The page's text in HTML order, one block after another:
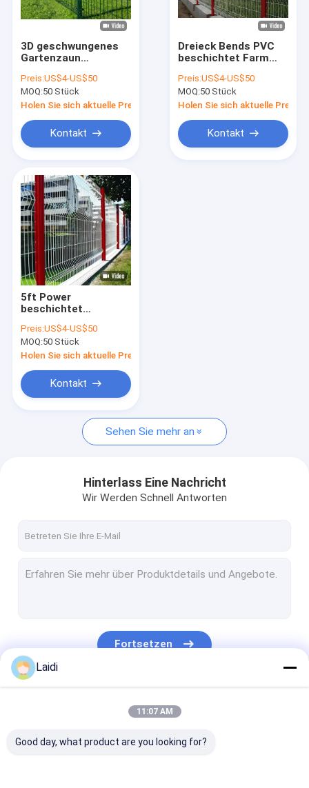
3D geschwungenes
Gartenzaun
Geländer 1,5m*2,0m
geschweißtes Zaun
Preis:US$4-US$50
MOQ:50 Stück
Holen Sie sich aktuelle Preis
Kontakt
Dreieck Bends PVC
beschichtet Farm
Gitter
Stahldrahtzaun Zaun
Preis:US$4-US$50
MOQ:50 Stück
Holen Sie sich aktuelle Preis
Kontakt
5ft Power
beschichtet
Sicherheitszaun 3D
gekrümmter
Sicherheitsgartenzaun
Preis:US$4-US$50
MOQ:50 Stück
Holen Sie sich aktuelle Preis
Kontakt
Sehen Sie mehr an
Hinterlass Eine Nachricht
Wir Werden Schnell Antworten
Fortsetzen
Laidi
11:07 AM
Good day, what product are you looking for?